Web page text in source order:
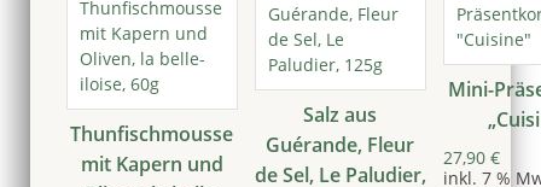
Thunfischmousse
mit Kapern und
Salz aus
Guérande, Fleur
de Sel, Le Paludier,
Mini-
27,90 €
inkl. 7 %